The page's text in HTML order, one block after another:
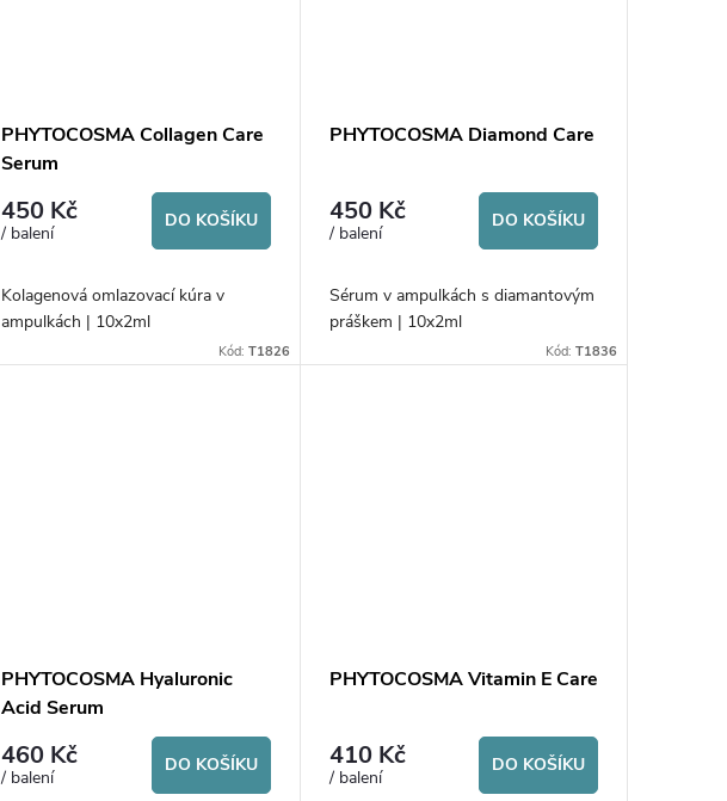
PHYTOCOSMA Collagen Care
Serum
450 Kč
/ balení
DO KOŠÍKU
Kolagenová omlazovací kúra v
ampulkách | 10x2ml
Kód: T1826
PHYTOCOSMA Diamond Care
450 Kč
/ balení
DO KOŠÍKU
Sérum v ampulkách s diamantovým
práškem | 10x2ml
Kód: T1836
PHYTOCOSMA Hyaluronic
Acid Serum
460 Kč
/ balení
DO KOŠÍKU
PHYTOCOSMA Vitamin E Care
410 Kč
/ balení
DO KOŠÍKU